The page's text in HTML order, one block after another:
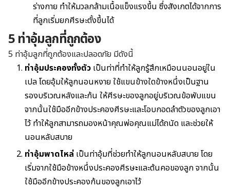
ร่างกาย ทำให้มวลกล้ามเนื้อแข็งแรงขึ้น ซึ่งสังเกตได้จากการ
ที่ลูกเริ่มยกศีรษะตั้งขึ้นได้
5 ท่าอุ้มลูกที่ถูกต้อง
5 ท่าอุ้มลูกที่ถูกต้องและปลอดภัย มีดังนี้
ท่าอุ้มประคองทั้งตัว เป็นท่าที่ทำให้ลูกรู้สึกเหมือนนอนอยู่ใน
เปล โดยอุ้มให้ลูกนอนหงาย ใช้แขนข้างใดข้างหนึ่งเป็นฐาน
รองบริเวณหลังและก้น ให้ศีรษะของลูกอยู่บริเวณข้อพับแขน
จากนั้นใช้มืออีกข้างประคองศีรษะและโอบกอดลำตัวของลูกเอา
ไว้ ทำให้ลูกสามารถมองหน้าคุณพ่อคุณแม่ได้ถนัด และช่วยให้
นอนหลับสบาย
ท่าอุ้มพาดไหล่ เป็นท่าอุ้มที่ช่วยทำให้ลูกนอนหลับสบาย โดย
เริ่มจากใช้มือข้างหนึ่งประคองศีรษะและต้นคอของลูก จากนั้น
ใช้มืออีกข้างประคองก้นของลูกเอาไว้